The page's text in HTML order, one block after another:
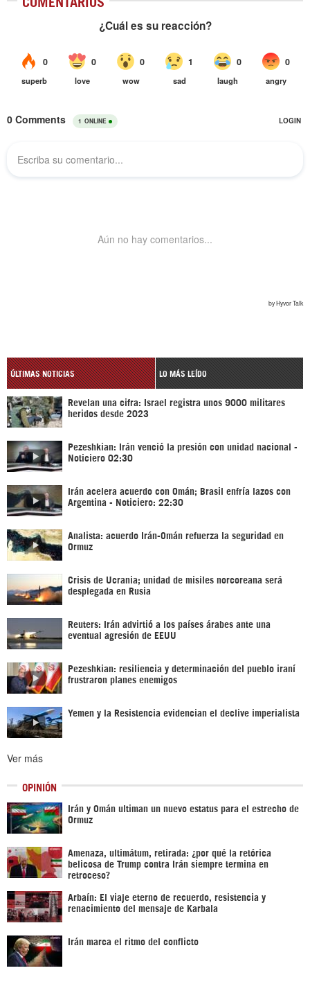
ÚLTIMAS NOTICIAS LO MÁS LEÍDO
Revelan una cifra: Israel registra unos 9000 militares
heridos desde 2023
Pezeshkian: Irán venció la presión con unidad nacional -
Noticiero 02:30
Irán acelera acuerdo con Omán; Brasil enfría lazos con
Argentina - Noticiero: 22:30
Analista: acuerdo Irán-Omán refuerza la seguridad en
Ormuz
Crisis de Ucrania; unidad de misiles norcoreana será
desplegada en Rusia
Reuters: Irán advirtió a los países árabes ante una
eventual agresión de EEUU
Pezeshkian: resiliencia y determinación del pueblo iraní
frustraron planes enemigos
Yemen y la Resistencia evidencian el declive imperialista
Ver más
OPINIÓN
Irán y Omán ultiman un nuevo estatus para el estrecho de
Ormuz
Amenaza, ultimátum, retirada: ¿por qué la retórica
belicosa de Trump contra Irán siempre termina en
retroceso?
Arbaín: El viaje eterno de recuerdo, resistencia y
renacimiento del mensaje de Karbala
Irán marca el ritmo del conflicto